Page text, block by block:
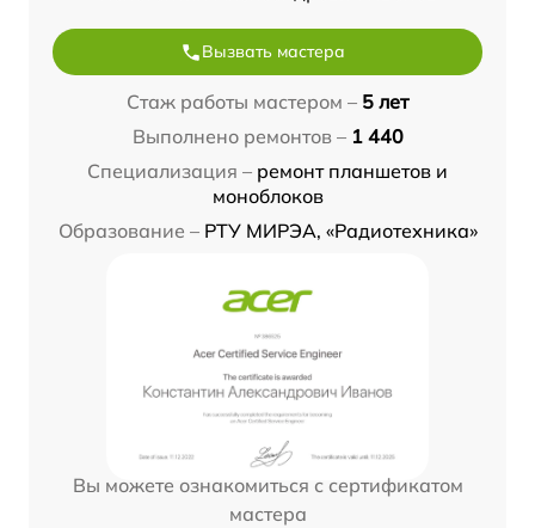
Вызвать мастера
Стаж работы мастером – 5 лет
Выполнено ремонтов – 1 440
Специализация – ремонт планшетов и
моноблоков
Образование – РТУ МИРЭА, «Радиотехника»
Вы можете ознакомиться с сертификатом
мастера